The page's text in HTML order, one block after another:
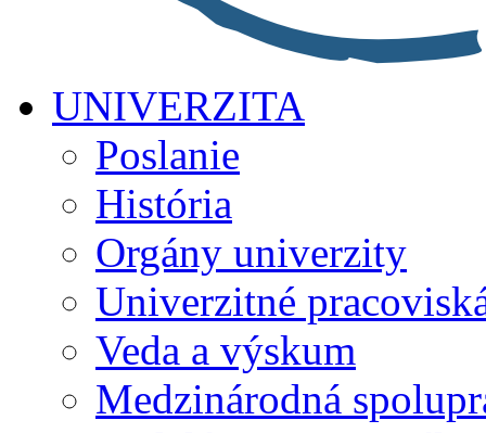
UNIVERZITA
Poslanie
História
Orgány univerzity
Univerzitné
Veda a výskum
Medzinárodná